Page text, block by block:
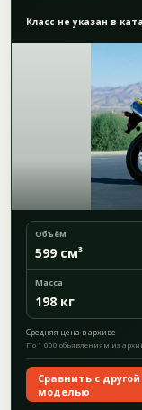
Класс не указан в
Объём
599 см³
Масса
198 кг
Средняя цена в архиве
По 1 000 объявлениям из
Сравнить с другой
моделью